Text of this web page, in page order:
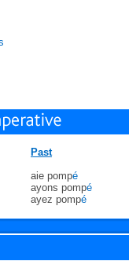
Past
aie pompé
ayons pompé
ayez pompé